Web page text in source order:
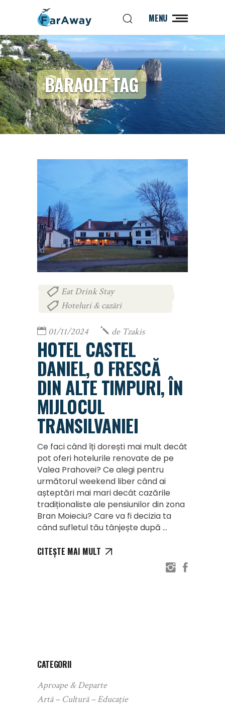
MENU
BARAOLT TAG
Eat Drink Stay
Hoteluri & cazări
01/11/2024 de Tzakis
HOTEL CASTEL
DANIEL, O FRESCĂ
DIN ALTE TIMPURI, ÎN
MIJLOCUL
TRANSILVANIEI
Ce faci când îți dorești mai mult decât
pot oferi hotelurile renovate de pe
Valea Prahovei? Ce alegi pentru
următorul weekend liber când ai
așteptări mai mari decât cazările
tradiționaliste ale pensiunilor din zona
Bran Moieciu? Care va fi decizia ta
când sufletul tău tânjește după
CITEȘTE MAI MULT
CATEGORII
Aproape & Departe
Artă – Cultură – Educație